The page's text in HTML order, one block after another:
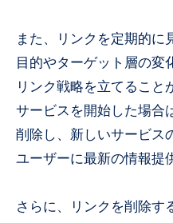
また、リンクを定期的に
目的やターゲット層の変
リンク戦略を立てること
サービスを開始した場合
削除し、新しいサービス
ユーザーに最新の情報提
さらに、リンクを削除す